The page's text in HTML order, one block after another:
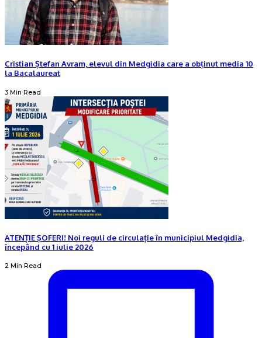
Cristian Ștefan Avram, elevul din Medgidia care a obținut media 10
la Bacalaureat
3 Min Read
ATENȚIE ȘOFERI! Noi reguli de circulație în municipiul Medgidia,
începând cu 1 iulie 2026
2 Min Read